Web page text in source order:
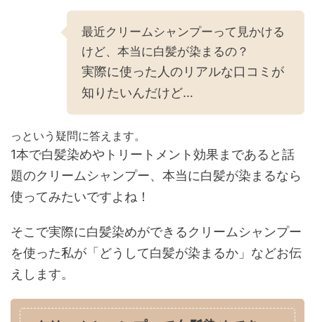
最近クリームシャンプーって見かける
けど、本当に白髪が染まるの？
実際に使った人のリアルな口コミが
知りたいんだけど…
っという疑問に答えます。
1本で白髪染めやトリートメント効果まであると話
題のクリームシャンプー、本当に白髪が染まるなら
使ってみたいですよね！
そこで実際に白髪染めができるクリームシャンプー
を使った私が「どうして白髪が染まるか」などお伝
えします。